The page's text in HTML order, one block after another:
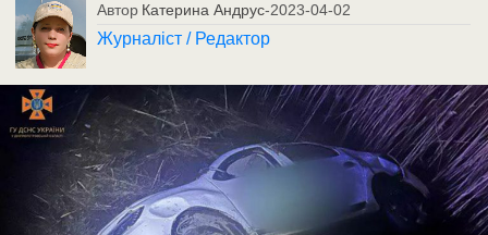
Автор Катерина Андрус-2023-04-02
Журналіст / Редактор